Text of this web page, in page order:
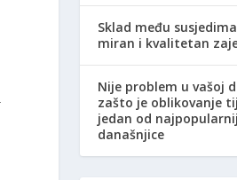
Sklad među
miran i kvalitetan
Nije problem u vašoj
zašto je oblikovanje
jedan od
današnjice